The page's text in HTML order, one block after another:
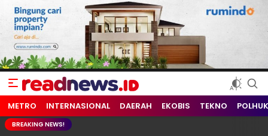
readnews.id
Berita Terkini, Update Terbaru Hari ini dari Indonesia dan Dunia
METRO INTERNASIONAL DAERAH EKOBIS TEKNO
BREAKING NEWS!